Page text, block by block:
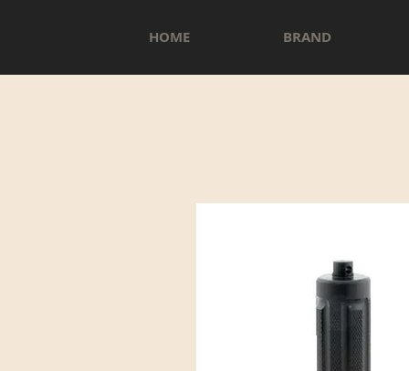
HOME BRAND